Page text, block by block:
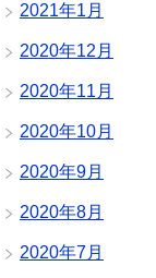
2021年1月
2020年12月
2020年11月
2020年10月
2020年9月
2020年8月
2020年7月